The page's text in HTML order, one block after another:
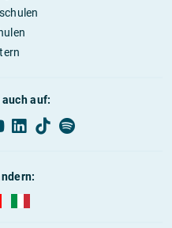
auf:
plus Österreich (deutsch)